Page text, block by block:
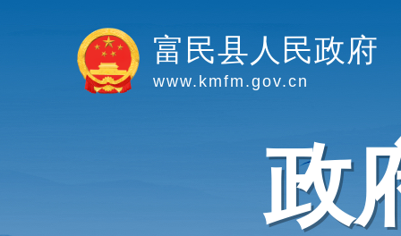
富民县人民政府
www.kmfm.gov.cn
政